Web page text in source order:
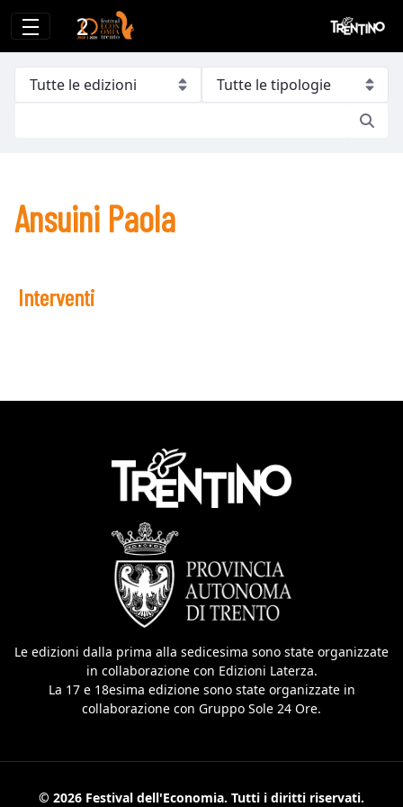
Ansuini Paola
Ansuini Paola
Interventi
Le edizioni dalla prima alla sedicesima sono state organizzate
in collaborazione con Edizioni Laterza.
La 17 e 18esima edizione sono state organizzate in
collaborazione con Gruppo Sole 24 Ore.
© 2026 Festival dell'Economia. Tutti i diritti riservati.